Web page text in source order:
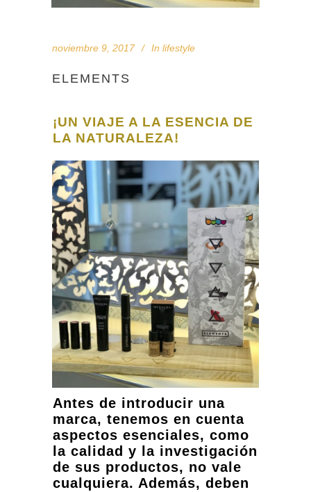
noviembre 9, 2017 In lifestyle
ELEMENTS
¡UN VIAJE A LA ESENCIA DE
LA NATURALEZA!
Antes de introducir una
marca, tenemos en cuenta
aspectos esenciales, como
la calidad y la investigación
de sus productos, no vale
cualquiera. Además, deben